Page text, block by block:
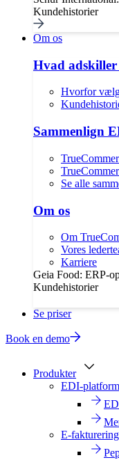
Kundehistorier
Om os
Hvad adskiller
Hvorfor
Sammenlign
Se alle
Om os
Om
Vores
Karriere
Geia Food: ERP-
Kundehistorier
Se priser
Book en demo
Produkter
EDI-platform
E-